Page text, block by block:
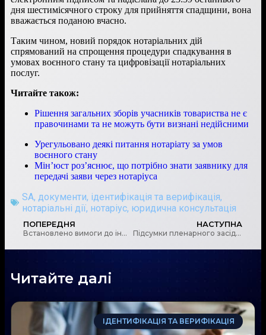
дня шестимісячного строку для прийняття спадщини, вона
вважається поданою вчасно.
Таким чином, новий порядок нотаріальних дій
спрямований на спрощення процедури спадкування в
умовах воєнного стану та цифровізації нотаріальних
послуг.
Читайте також:
Рішення загальних зборів учасників товариства не є
правочинами та не можуть бути визнані недійсними
Урегульовано деякі питання нотаріату за умов
воєнного стану
Мін’юст роз’яснює, що потрібно знати заявнику для
передачі заяви через нотаріуса
SA, документи, ідентифікація та верифікація,
нотаріальні дії, нотаріус, юридична консультація
ПОПЕРЕДНЯ
Встановлено вимоги до інформаційних систем та персоніфікованого обліку кредитної спілки
НАСТУПНА
Підсумки пленарного засідання FATF, 19-21 лютого 2025 року, оновлено “сірий список”
Читайте далі
ІДЕНТИФІКАЦІЯ ТА ВЕРИФІКАЦІЯ